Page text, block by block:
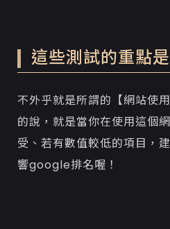
這些測試的重點
不外乎就是所謂的 【網站使
的說，就是當你在使用這個
受、若有數值較低的項目，
響google排名喔！